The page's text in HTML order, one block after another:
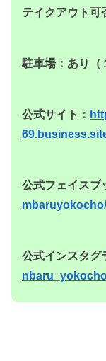
テイクアウト可
駐車場：あり（
公式サイト：
公式フェイスブ
mbaruyokocho/
公式インスタグ